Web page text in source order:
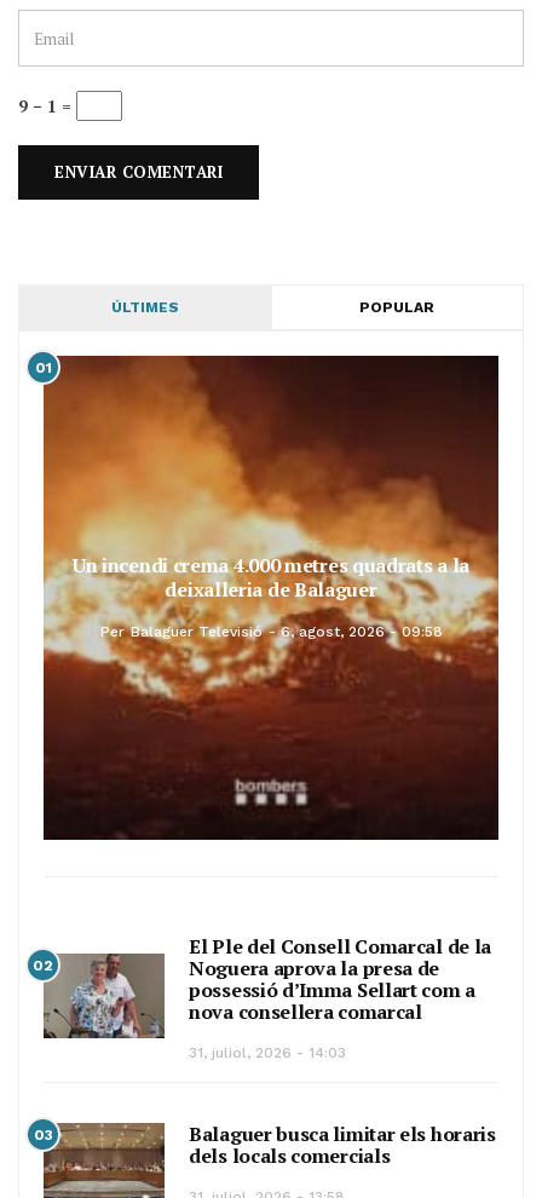
9 − 1 =
ÚLTIMES POPULAR
01
Un incendi crema 4.000 metres quadrats a la
deixalleria de Balaguer
Per Balaguer Televisió 6, agost, 2026 - 09:58
02
El Ple del Consell Comarcal de la
Noguera aprova la presa de
possessió d’Imma Sellart com a
nova consellera comarcal
31, juliol, 2026 - 14:03
03
Balaguer busca limitar els horaris
dels locals comercials